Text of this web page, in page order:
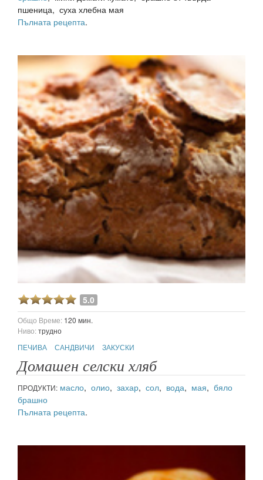
пшеница, суха хлебна мая
Пълната рецепта.
5.0
Общо Време: 120 мин.
Ниво:трудно
ПЕЧИВА
САНДВИЧИ ЗАКУСКИ
Домашен селски хляб
ПРОДУКТИ: масло, олио, захар, сол, вода, мая, бяло
брашно
Пълната рецепта.